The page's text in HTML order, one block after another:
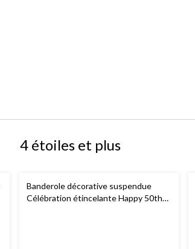
4 étoiles et plus
Banderole décorative suspendue
Célébration étincelante Happy 50th